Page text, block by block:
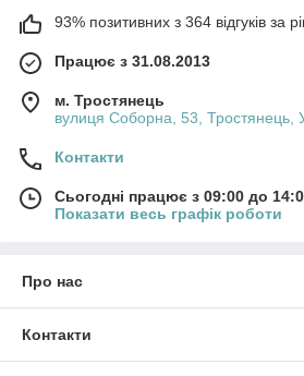
93% позитивних з 364 відгуків за
Працює з 31.08.2013
м. Тростянець
вулиця Соборна, 53, Тростянець,
Контакти
Сьогодні працює з 09:00 до
Показати весь графік роботи
Про нас
Контакти